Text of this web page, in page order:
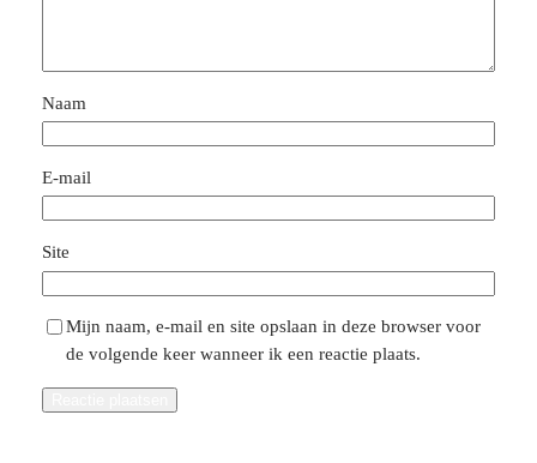
Naam
E-mail
Site
Mijn naam, e-mail en site opslaan in deze browser voor
de volgende keer wanneer ik een reactie plaats.